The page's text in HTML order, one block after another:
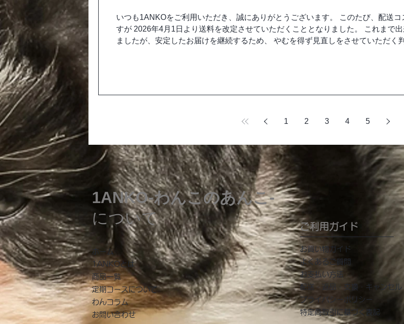
いつも1ANKOをご利用いただき、誠にありがとうございます。 このたび、配送
すが 2026年4月1日より送料を改定させていただくこととなりました。 これまで
ましたが、安定したお届けを継続するため、 やむを得ず見直しをさせていただく
1 2 3 4 5
1ANKO-わんこのあんこ-
について
ご利用ガイド
​ホーム
1ANKOとは
商品一覧
​定期コースについて
わんコラム
お問い合わせ
​お買い物ガイド
よくあるご質問
お支払い方法
配送・返品・交換・キャンセル
プライバシーポリシー
特定商取引に基づく表記